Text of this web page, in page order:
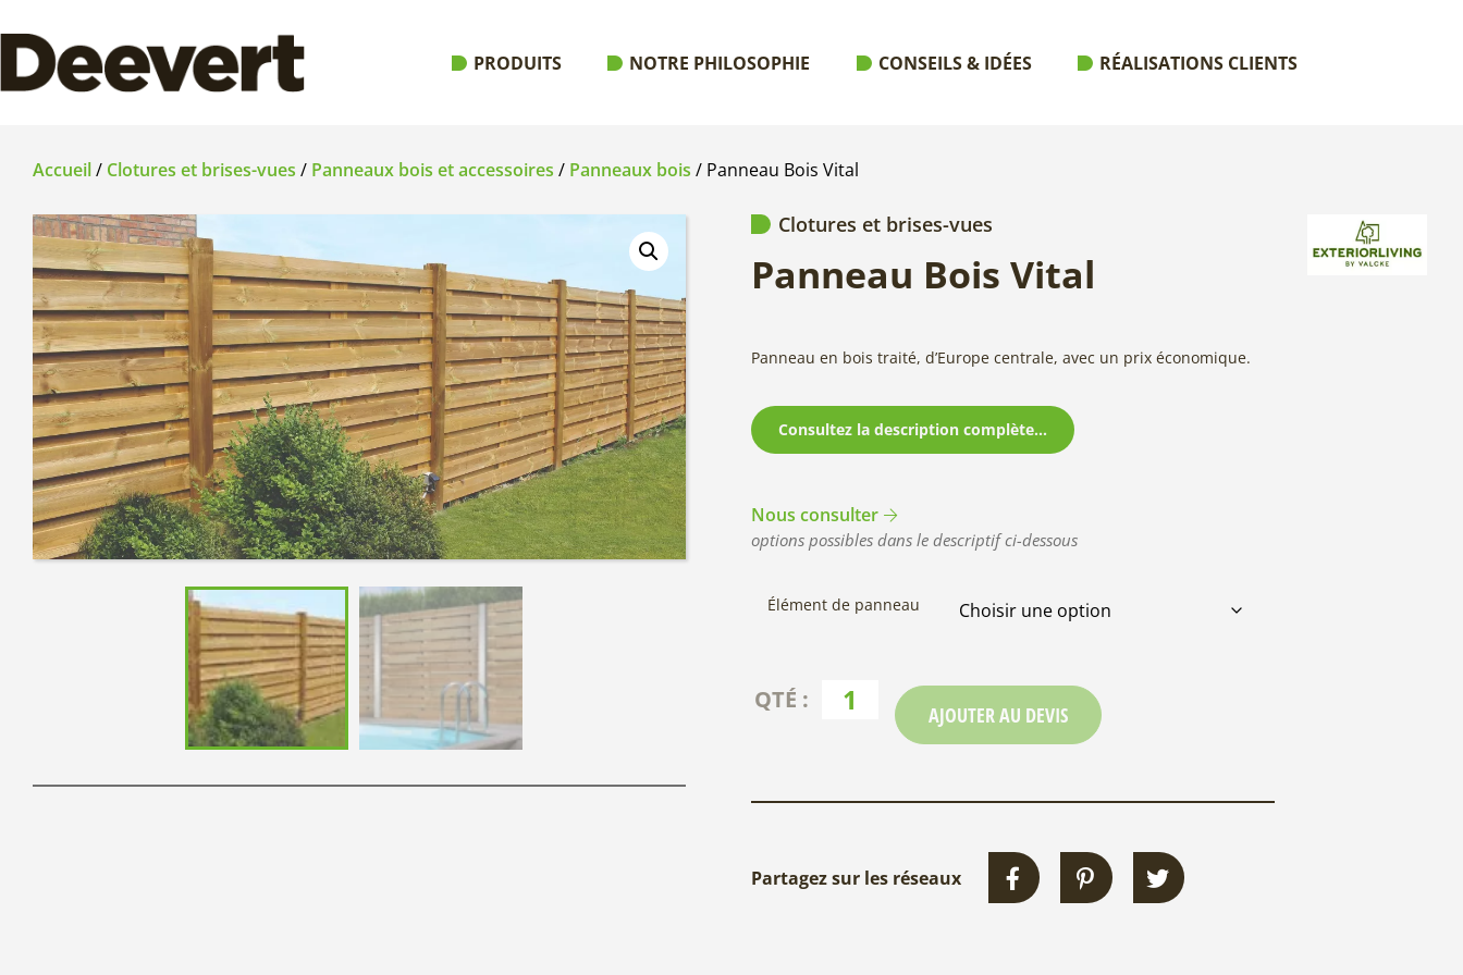
PRODUITS NOTRE PHILOSOPHIE CONSEILS & IDÉES RÉALISATIONS CLIENTS
Accueil/ Clotures et brises-vues / Panneaux bois et accessoires / Panneaux bois / Panneau Bois Vital
Clotures et brises-vues
Panneau Bois Vital
Panneau en bois traité, d’Europe centrale, avec un prix économique.
Consultez la description complète...
Nous consulter
options possibles dans le descriptif ci-dessous
Élément de panneau
AJOUTER AU DEVIS
Partagez sur les réseaux